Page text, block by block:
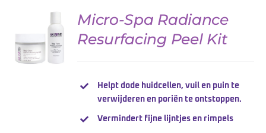
DETAILS
Micro-Spa Radiance
Resurfacing Peel Kit
Helpt dode huidcellen, vuil en puin te
verwijderen en poriën te ontstoppen.
Vermindert fijne lijntjes en rimpels